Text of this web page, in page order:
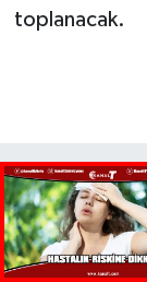
toplanacak.